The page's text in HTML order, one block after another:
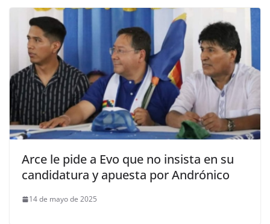
Arce le pide a Evo que no insista en su
candidatura y apuesta por Andrónico
14 de mayo de 2025